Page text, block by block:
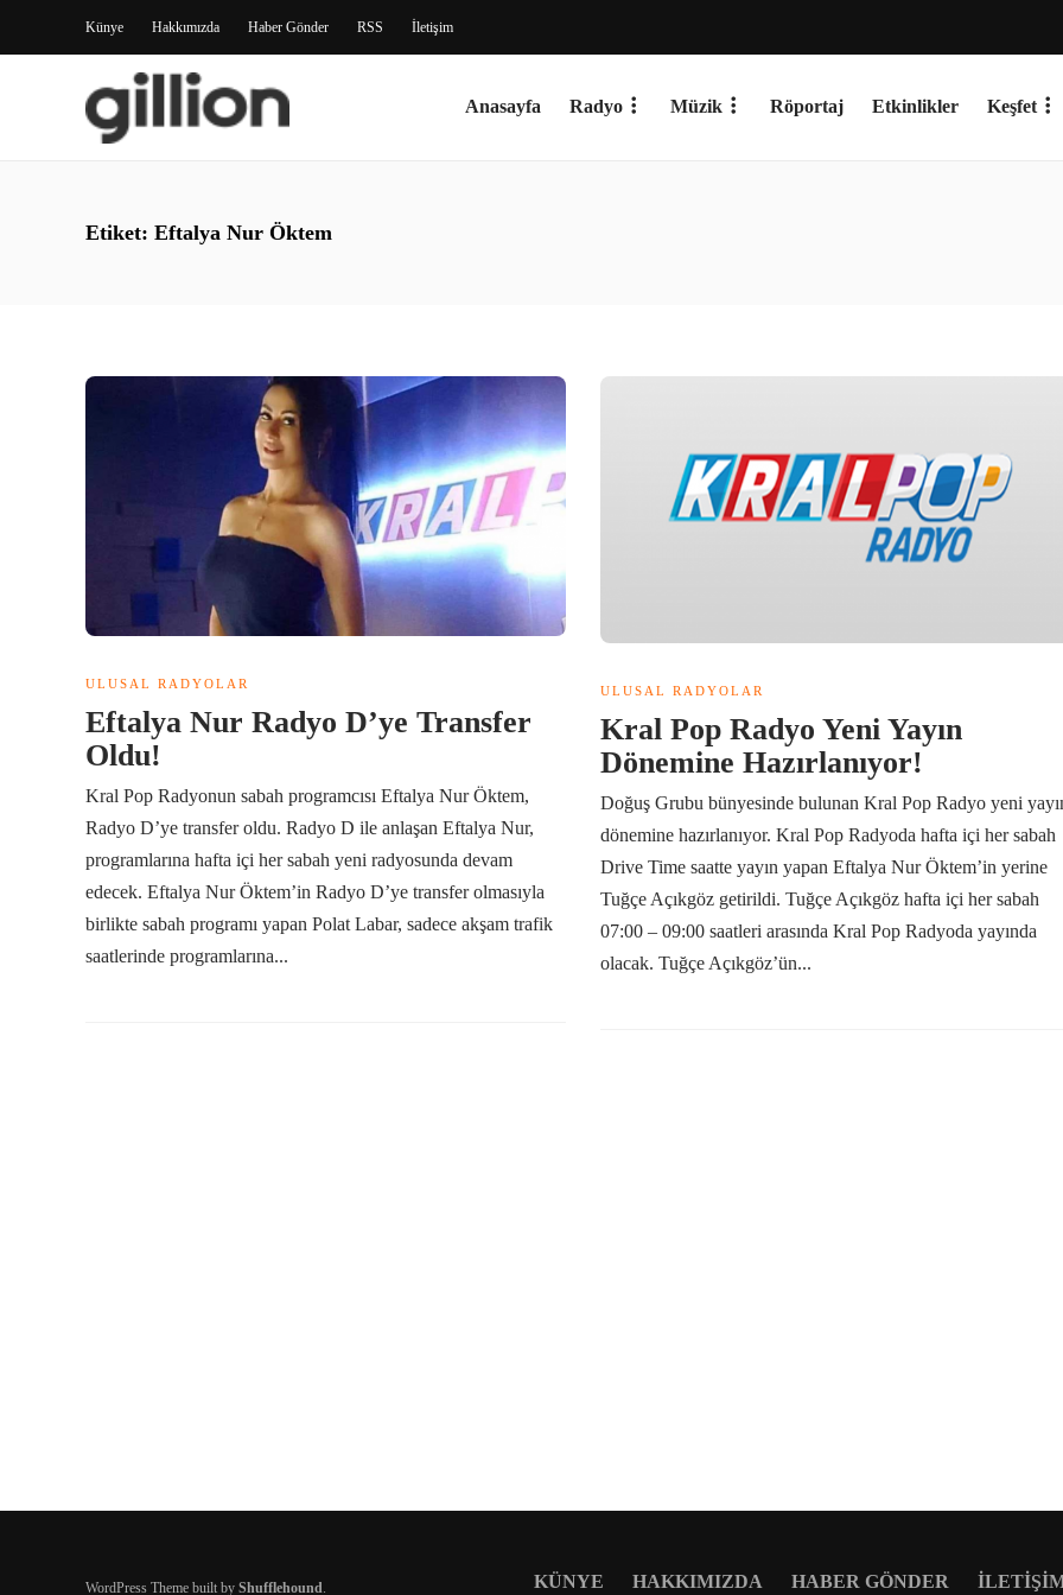
Künye Hakkımızda Haber Gönder RSS İletişim
Anasayfa Radyo Müzik Röportaj Etkinlikler Keşfet
Etiket: Eftalya Nur Öktem
ULUSAL RADYOLAR
Eftalya Nur Radyo D’ye Transfer
Oldu!
Kral Pop Radyonun sabah programcısı Eftalya Nur Öktem,
Radyo D’ye transfer oldu. Radyo D ile anlaşan Eftalya Nur,
programlarına hafta içi her sabah yeni radyosunda devam
edecek. Eftalya Nur Öktem’in Radyo D’ye transfer olmasıyla
birlikte sabah programı yapan Polat Labar, sadece akşam trafik
saatlerinde programlarına...
ULUSAL RADYOLAR
Kral Pop Radyo Yeni Yayın
Dönemine Hazırlanıyor!
Doğuş Grubu bünyesinde bulunan Kral Pop Radyo yeni
dönemine hazırlanıyor. Kral Pop Radyoda hafta içi her sabah
Drive Time saatte yayın yapan Eftalya Nur Öktem’in yerine
Tuğçe Açıkgöz getirildi. Tuğçe Açıkgöz hafta içi her sabah
07:00 – 09:00 saatleri arasında Kral Pop Radyoda yayında
olacak. Tuğçe Açıkgöz’ün...
WordPress Theme built by Shufflehound. KÜNYE HAKKIMIZDA HABER GÖNDER